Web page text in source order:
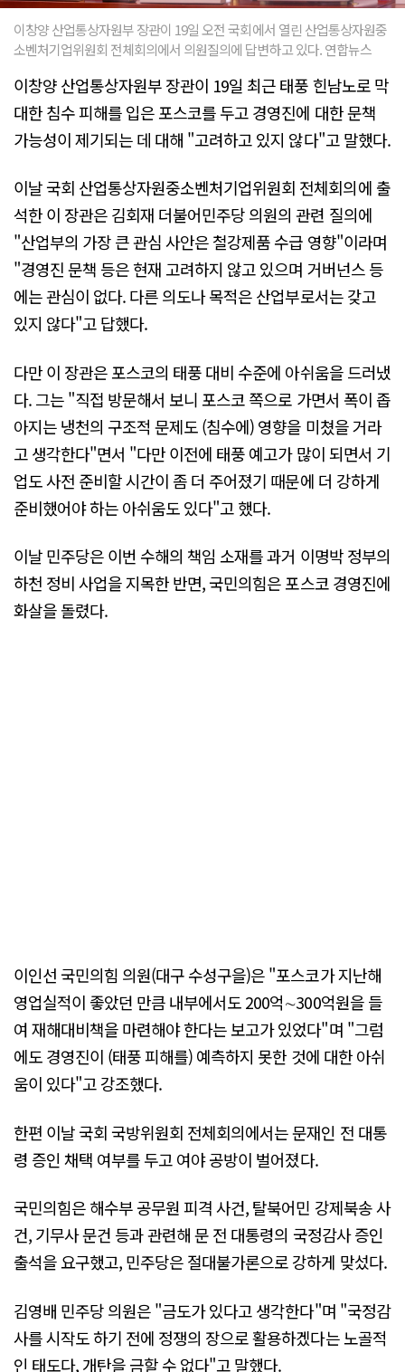
이창양 산업통상자원부 장관이 19일 오전 국회에서 열린 산업통상자원중
소벤처기업위원회 전체회의에서 의원질의에 답변하고 있다. 연합뉴스
이창양 산업통상자원부 장관이 19일 최근 태풍 힌남노로 막
대한 침수 피해를 입은 포스코를 두고 경영진에 대한 문책
가능성이 제기되는 데 대해 "고려하고 있지 않다"고 말했다.
이날 국회 산업통상자원중소벤처기업위원회 전체회의에 출
석한 이 장관은 김회재 더불어민주당 의원의 관련 질의에
"산업부의 가장 큰 관심 사안은 철강제품 수급 영향"이라며
"경영진 문책 등은 현재 고려하지 않고 있으며 거버넌스 등
에는 관심이 없다. 다른 의도나 목적은 산업부로서는 갖고
있지 않다"고 답했다.
다만 이 장관은 포스코의 태풍 대비 수준에 아쉬움을 드러냈
다. 그는 "직접 방문해서 보니 포스코 쪽으로 가면서 폭이 좁
아지는 냉천의 구조적 문제도 (침수에) 영향을 미쳤을 거라
고 생각한다"면서 "다만 이전에 태풍 예고가 많이 되면서 기
업도 사전 준비할 시간이 좀 더 주어졌기 때문에 더 강하게
준비했어야 하는 아쉬움도 있다"고 했다.
이날 민주당은 이번 수해의 책임 소재를 과거 이명박 정부의
하천 정비 사업을 지목한 반면, 국민의힘은 포스코 경영진에
화살을 돌렸다.
이인선 국민의힘 의원(대구 수성구을)은 "포스코가 지난해
영업실적이 좋았던 만큼 내부에서도 200억∼300억원을 들
여 재해대비책을 마련해야 한다는 보고가 있었다"며 "그럼
에도 경영진이 (태풍 피해를) 예측하지 못한 것에 대한 아쉬
움이 있다"고 강조했다.
한편 이날 국회 국방위원회 전체회의에서는 문재인 전 대통
령 증인 채택 여부를 두고 여야 공방이 벌어졌다.
국민의힘은 해수부 공무원 피격 사건, 탈북어민 강제북송 사
건, 기무사 문건 등과 관련해 문 전 대통령의 국정감사 증인
출석을 요구했고, 민주당은 절대불가론으로 강하게 맞섰다.
김영배 민주당 의원은 "금도가 있다고 생각한다"며 "국정감
사를 시작도 하기 전에 정쟁의 장으로 활용하겠다는 노골적
인 태도다, 개탄을 금할 수 없다"고 말했다.